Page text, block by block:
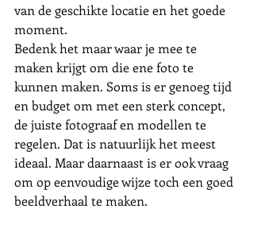
van de geschikte locatie en het goede
moment.
Bedenk het maar waar je mee te
maken krijgt om die ene foto te
kunnen maken. Soms is er genoeg tijd
en budget om met een sterk concept,
de juiste fotograaf en modellen te
regelen. Dat is natuurlijk het meest
ideaal. Maar daarnaast is er ook vraag
om op eenvoudige wijze toch een goed
beeldverhaal te maken.